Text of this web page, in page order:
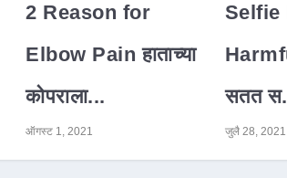
2 Reason for
Elbow Pain हाताच्या
कोपराला...
ऑगस्ट 1, 2021
Selfie
सतत
जुलै 28, 2021